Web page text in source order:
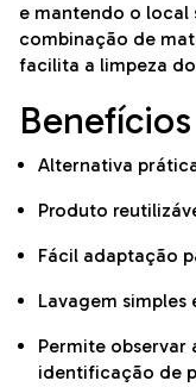
e mantendo o local
combinação de
facilita a limpeza
Alternativa
Produto
Fácil adaptação
Lavagem simples
Permite
identificação de